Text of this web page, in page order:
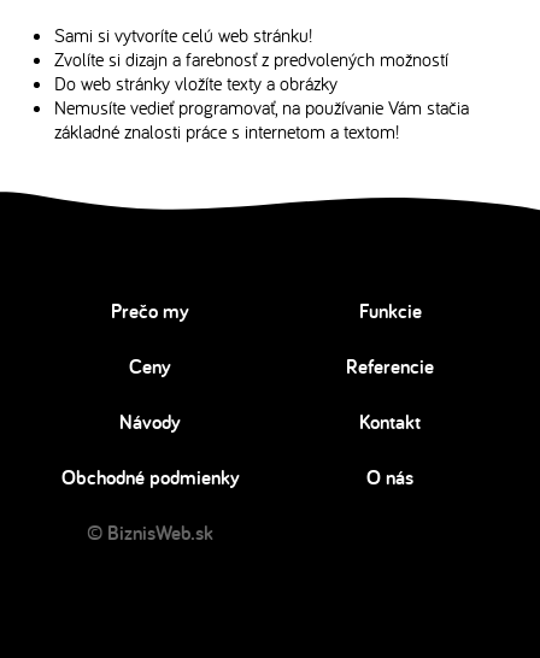
Sami si vytvoríte celú web stránku!
Zvolíte si dizajn a farebnosť z predvolených možností
Do web stránky vložíte texty a obrázky
Nemusíte vedieť programovať, na používanie Vám stačia
základné znalosti práce s internetom a textom!
Prečo my Funkcie
Ceny Referencie
Návody Kontakt
Obchodné podmienky O nás
© BiznisWeb.sk